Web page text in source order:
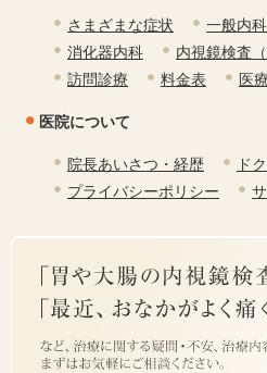
さまざまな症状 一般内科
消化器内科
内視鏡検査
訪問診療
料金表 医
医院について
院長あいさつ・経歴 ド
プライバシーポリシー